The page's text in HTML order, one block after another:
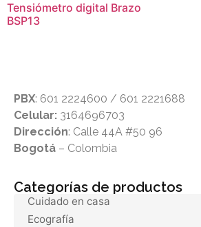
Tensiómetro digital Brazo
BSP13
PBX: 601 2224600 / 601 2221688
Celular: 3164696703
Dirección: Calle 44A #50 96
Bogotá – Colombia
Categorías de productos
Cuidado en casa
Ecografía